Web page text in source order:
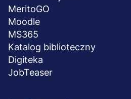
MeritoGO
Moodle
MS365
Katalog biblioteczny
Digiteka
JobTeaser